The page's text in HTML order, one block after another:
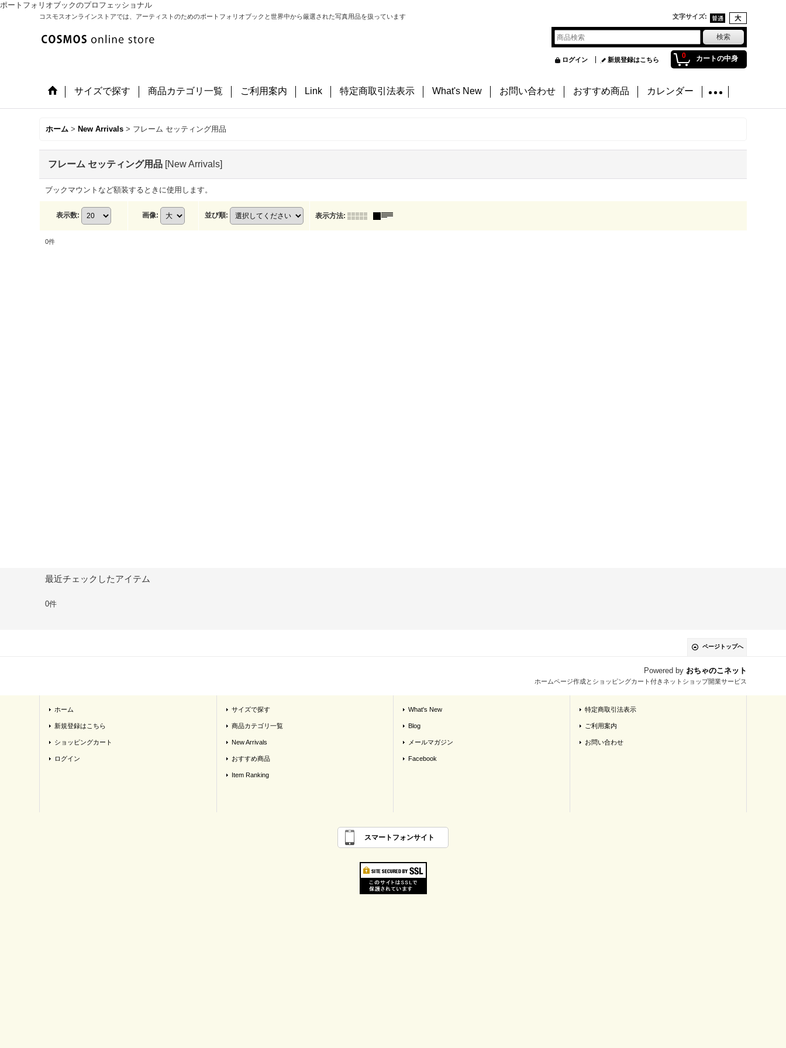
ポートフォリオブックのプロフェッショナル
コスモスオンラインストアでは、アーティストのためのポートフォリオブックと世界中から厳選された写真用品を扱っています 文字サイズ:
0 カートの中身
ログイン 新規登録はこちら
サイズで探す 商品カテゴリ一覧 ご利用案内 Link 特定商取引法表示 What's New お問い合わせ おすすめ商品 カレンダー
ホーム > New Arrivals > フレーム セッティング用品
フレーム セッティング用品 [New Arrivals]
ブックマウントなど額装するときに使用します。
表示数: 画像: 並び順: 表示方法:
0件
最近チェックしたアイテム
0件
ページトップへ
Powered by おちゃのこネット
ホームページ作成とショッピングカート付きネットショップ開業サービス
ホーム
新規登録はこちら
ショッピングカート
ログイン
サイズで探す
商品カテゴリ一覧
New Arrivals
おすすめ商品
Item Ranking
What's New
Blog
メールマガジン
Facebook
特定商取引法表示
ご利用案内
お問い合わせ
スマートフォンサイト